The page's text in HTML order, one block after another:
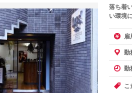
落ち着
い環境
雇
勤
勤
こ